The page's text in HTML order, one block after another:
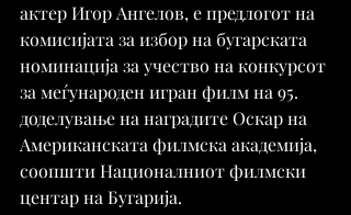
актер Игор Ангелов, е предлогот на
комисијата за избор на бугарската
номинација за учество на конкурсот
за меѓународен игран филм на 95.
доделување на наградите Оскар на
Американската филмска академија,
соопшти Националниот филмски
центар на Бугарија.